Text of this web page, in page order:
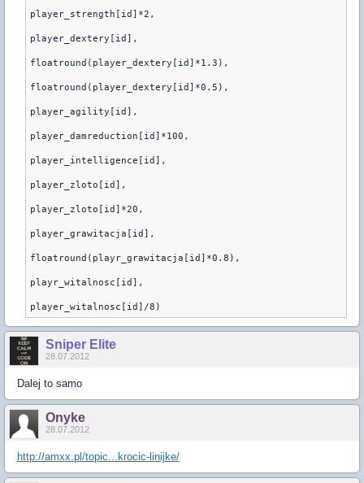
player_strength[id]*2,
player_dextery[id],
floatround(player_dextery[id]*1.3),
floatround(player_dextery[id]*0.5),
player_agility[id],
player_damreduction[id]*100,
player_intelligence[id],
player_zloto[id],
player_zloto[id]*20,
player_grawitacja[id],
floatround(playr_grawitacja[id]*0.8),
playr_witalnosc[id],
player_witalnosc[id]/8)
Sniper Elite
28.07.2012
Dalej to samo
Onyke
28.07.2012
http://amxx.pl/topic...krocic-linijke/